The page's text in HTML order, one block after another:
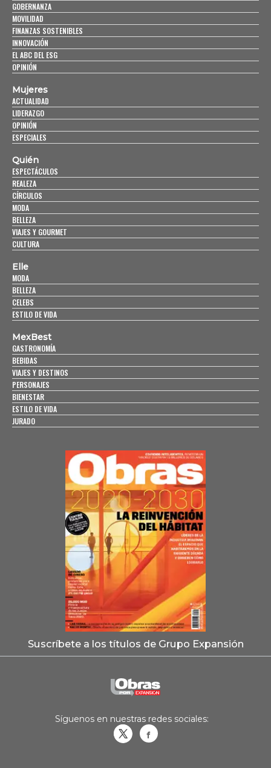
GOBERNANZA
MOVILIDAD
FINANZAS SOSTENIBLES
INNOVACIÓN
EL ABC DEL ESG
OPINIÓN
Mujeres
ACTUALIDAD
LIDERAZGO
OPINIÓN
ESPECIALES
Quién
ESPECTÁCULOS
REALEZA
CÍRCULOS
MODA
BELLEZA
VIAJES Y GOURMET
CULTURA
Elle
MODA
BELLEZA
CELEBS
ESTILO DE VIDA
MexBest
GASTRONOMÍA
BEBIDAS
VIAJES Y DESTINOS
PERSONAJES
BIENESTAR
ESTILO DE VIDA
JURADO
Suscríbete a los títulos de Grupo Expansión
Síguenos en nuestras redes sociales: